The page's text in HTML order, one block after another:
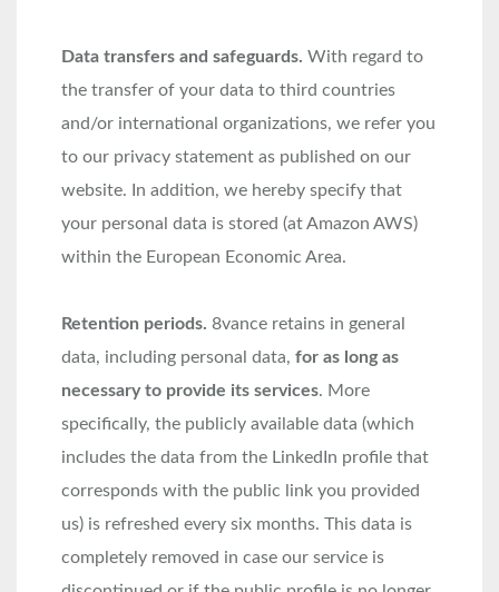
Data transfers and safeguards. With regard to
the transfer of your data to third countries
and/or international organizations, we refer you
to our privacy statement as published on our
website. In addition, we hereby specify that
your personal data is stored (at Amazon AWS)
within the European Economic Area.
Retention periods. 8vance retains in general
data, including personal data, for as long as
necessary to provide its services. More
specifically, the publicly available data (which
includes the data from the LinkedIn profile that
corresponds with the public link you provided
us) is refreshed every six months. This data is
completely removed in case our service is